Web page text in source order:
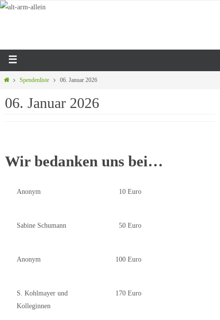
Spendenliste 06. Januar 2026
06. Januar 2026
Wir bedanken uns bei…
Anonym 10 Euro
Sabine Schumann 50 Euro
Anonym 100 Euro
S. Kohlmayer und
Kolleginnen
170 Euro